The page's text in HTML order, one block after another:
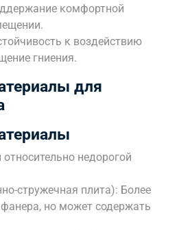
комфортной
к воздействию
гниения.
для
недорогой
стружечная плита): Более
но может содержать